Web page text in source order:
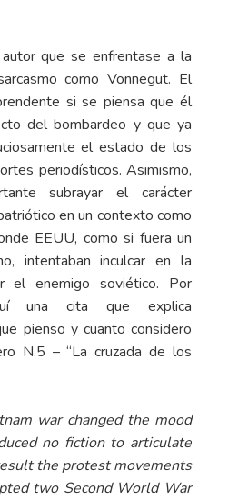
que se enfrentase a la
como Vonnegut. El
si se piensa que él
del bombardeo y que ya
el estado de los
periodísticos. Asimismo,
subrayar el carácter
en un contexto como
EEUU, como si fuera un
intentaban inculcar en la
enemigo soviético. Por
una cita que explica
pienso y cuanto considero
N.5 – “La cruzada de los
war changed the mood
no fiction to articulate
the protest movements
two Second World War